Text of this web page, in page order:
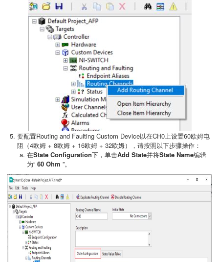
要配置Routing and Faulting Custom Device以在CH0上设置60欧姆电
阻（4欧姆 + 8欧姆 + 16欧姆 + 32欧姆），请按照以下步骤操作：
在State Configuration下，单击Add State并将State Name编辑
为“ 60 Ohm ”。